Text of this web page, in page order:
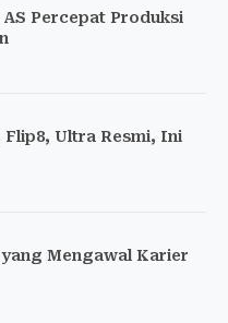
Percepat Produksi
Flip8, Ultra Resmi, Ini
Mengawal Karier